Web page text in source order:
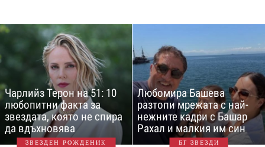
Чарлийз Терон на 51: 10
любопитни факта за
звездата, която не спира
да вдъхновява
ЗВЕЗДЕН РОЖДЕНИК
Любомира Башева
разтопи мрежата с най-
нежните кадри с Башар
Рахал и малкия им син
БГ ЗВЕЗДИ